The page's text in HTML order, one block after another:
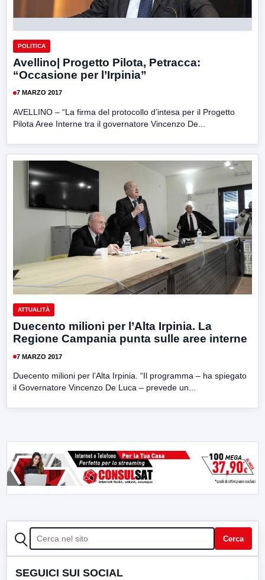
POLITICA
Avellino| Progetto Pilota, Petracca:
“Occasione per l’Irpinia”
7 MARZO 2017
AVELLINO – “La firma del protocollo d’intesa per il Progetto
Pilota Aree Interne tra il governatore Vincenzo De...
ATTUALITÀ
Duecento milioni per l’Alta Irpinia. La
Regione Campania punta sulle aree interne
7 MARZO 2017
Duecento milioni per l’Alta Irpinia. “Il programma – ha spiegato
il Governatore Vincenzo De Luca – prevede un...
CERCA Cerca
SEGUICI SUI SOCIAL